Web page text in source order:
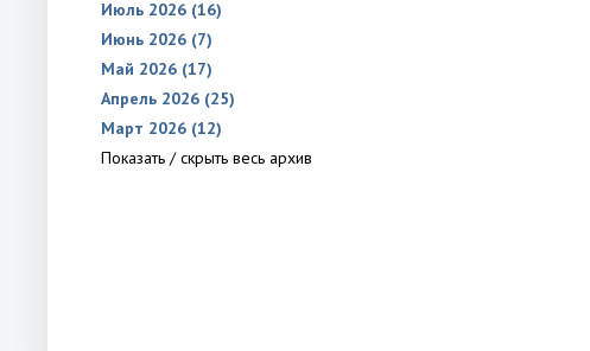
Июль 2026 (16)
Июнь 2026 (7)
Май 2026 (17)
Апрель 2026 (25)
Март 2026 (12)
Показать / скрыть весь архив